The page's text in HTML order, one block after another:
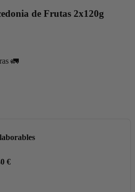
de Frutas 2x120g
🚛
€